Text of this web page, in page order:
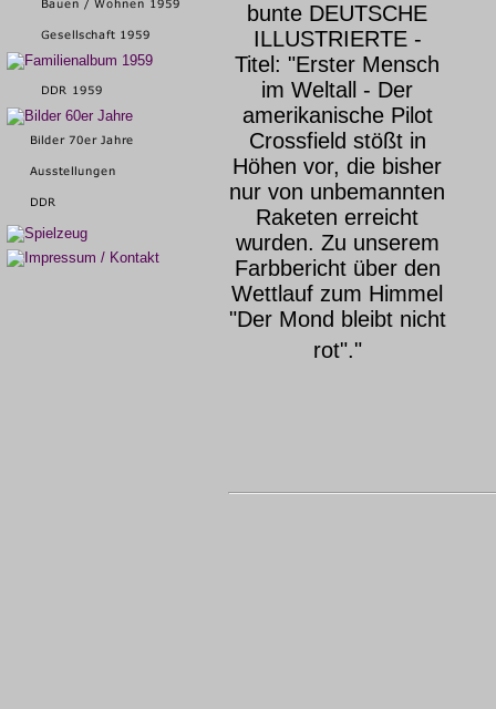
bunte DEUTSCHE
ILLUSTRIERTE -
Titel: "Erster Mensch
im Weltall - Der
amerikanische Pilot
Crossfield stößt in
Höhen vor, die bisher
nur von unbemannten
Raketen erreicht
wurden. Zu unserem
Farbbericht über den
Wettlauf zum Himmel
"Der Mond bleibt nicht
rot"."